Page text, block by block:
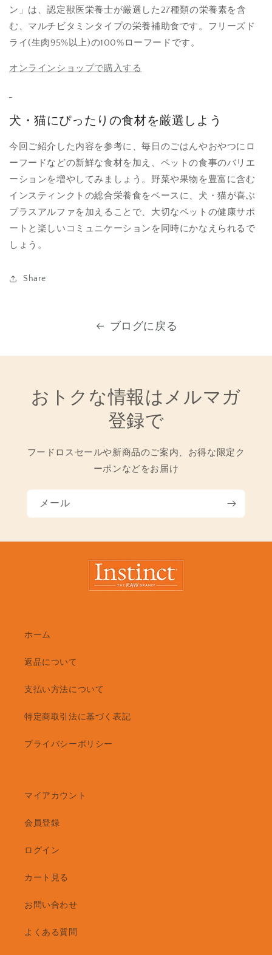
ン」は、認定獣医栄養士が厳選した27種類の栄養素を含
む、マルチビタミンタイプの栄養補助食です。フリーズド
ライ(生肉95%以上)の100%ローフードです。
オンラインショップで購入する
犬・猫にぴったりの食材を厳選しよう
今回ご紹介した内容を参考に、毎日のごはんやおやつにロ
ーフードなどの新鮮な食材を加え、ペットの食事のバリエ
ーションを増やしてみましょう。野菜や果物を豊富に含む
インスティンクトの総合栄養食をベースに、犬・猫が喜ぶ
プラスアルファを加えることで、大切なペットの健康サポ
ートと楽しいコミュニケーションを同時にかなえられるで
しょう。
Share
ブログに戻る
おトクな情報はメルマガ
登録で
フードロスセールや新商品のご案内、お得な限定ク
ーポンなどをお届け
メール
ホーム
返品について
支払い方法について
特定商取引法に基づく表記
プライバシーポリシー
マイアカウント
会員登録
ログイン
カート見る
お問い合わせ
よくある質問